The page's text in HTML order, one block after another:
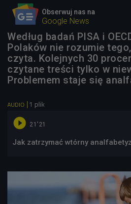
Obserwuj nas na
Google News
Według badań PISA i
Polaków nie rozumie
czyta. Kolejnych 30
czytane treści tylko w
Problemem staje się
AUDIO 1 plik
 21'21
Jak zatrzymać wtórny